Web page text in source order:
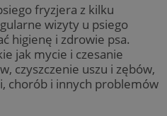
fryzjera z kilku
wizyty u psiego
higienę i zdrowie psa.
jak mycie i czesanie
czyszczenie uszu i zębów,
chorób i innych problemów